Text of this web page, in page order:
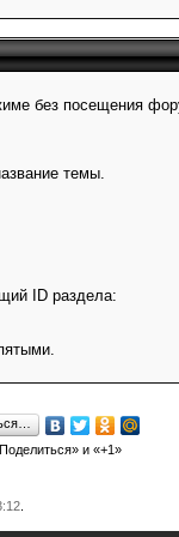
без посещения
темы.
ID раздела:
и «+1»
.